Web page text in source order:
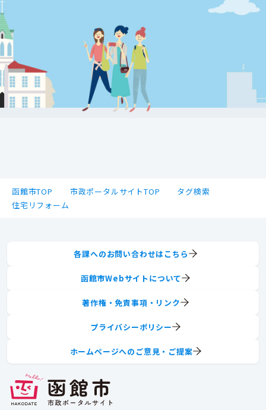
函館市TOP 市政ポータルサイトTOP
タグ検索
住宅リフォーム
各課へのお問い合わせはこちら
函館市Webサイトについて
著作権・免責事項・リンク
プライバシーポリシー
ホームページへのご意見・ご提案